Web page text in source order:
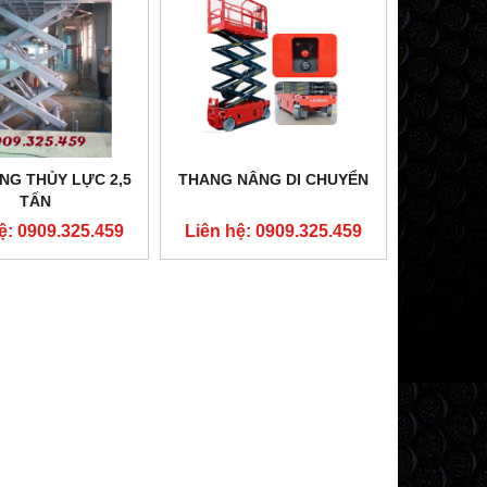
THỦY LỰC 2,5
TẤN
0909.325.459
THANG NÂNG DI CHUYỂN
Liên hệ: 0909.325.459